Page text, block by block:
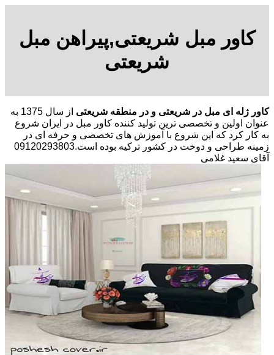
کاور مبل شریعتی,پیراهن مبل
شریعتی
کاور ژله ای مبل در شریعتی و در منطقه شریعتی
از سال 1375 به
عنوان اولین و تخصصی ترین تولید کننده کاور مبل در ایران شروع
به کار کرد که این شروع با آموزش های تخصصی و حرفه ای در
زمینه طراحی و دوخت در کشور ترکیه بوده است.09120293803
آقای سعید غلامی